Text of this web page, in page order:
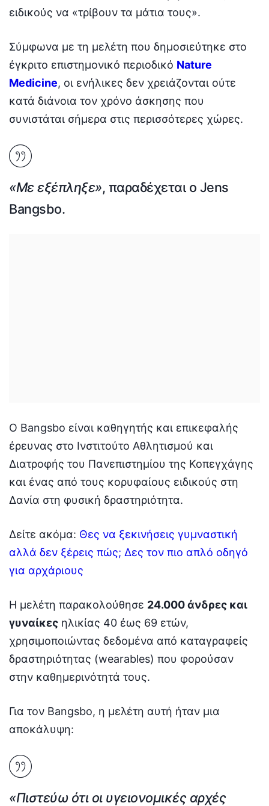
ειδικούς να «τρίβουν τα μάτια τους».
Σύμφωνα με τη μελέτη που δημοσιεύτηκε στο
έγκριτο επιστημονικό περιοδικό Nature
Medicine, οι ενήλικες δεν χρειάζονται ούτε
κατά διάνοια τον χρόνο άσκησης που
συνιστάται σήμερα στις περισσότερες χώρες.
«Με εξέπληξε», παραδέχεται ο Jens
Bangsbo.
Ο Bangsbo είναι καθηγητής και επικεφαλής
έρευνας στο Ινστιτούτο Αθλητισμού και
Διατροφής του Πανεπιστημίου της Κοπεγχάγης
και ένας από τους κορυφαίους ειδικούς στη
Δανία στη φυσική δραστηριότητα.
Δείτε ακόμα: Θες να ξεκινήσεις γυμναστική
αλλά δεν ξέρεις πώς; Δες τον πιο απλό οδηγό
για αρχάριους
Η μελέτη παρακολούθησε 24.000 άνδρες και
γυναίκες ηλικίας 40 έως 69 ετών,
χρησιμοποιώντας δεδομένα από καταγραφείς
δραστηριότητας (wearables) που φορούσαν
στην καθημερινότητά τους.
Για τον Bangsbo, η μελέτη αυτή ήταν μια
αποκάλυψη:
«Πιστεύω ότι οι υγειονομικές αρχές